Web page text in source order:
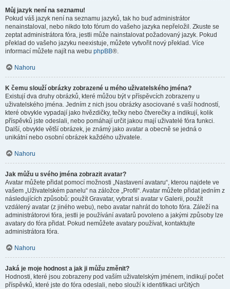
Můj jazyk není na seznamu!
Pokud váš jazyk není na seznamu jazyků, tak ho buď administrátor
nenainstaloval, nebo nikdo toto fórum do vašeho jazyka nepřeložil. Zkuste se
zeptat administrátora fóra, jestli může nainstalovat požadovaný jazyk. Pokud
překlad do vašeho jazyku neexistuje, můžete vytvořit nový překlad. Více
informací můžete najít na webu phpBB®.
Nahoru
K čemu slouží obrázky zobrazené u mého uživatelského jména?
Existují dva druhy obrázků, které můžou být v příspěvcích zobrazeny u
uživatelského jména. Jedním z nich jsou obrázky asociované s vaší hodností,
které obvykle vypadají jako hvězdičky, tečky nebo čtverečky a indikují, kolik
příspěvků jste odeslali, nebo pomáhají určit jakou mají uživatelé fóra funkci.
Další, obvykle větší obrázek, je známý jako avatar a obecně se jedná o
unikátní nebo osobní obrázek každého uživatele.
Nahoru
Jak můžu u svého jména zobrazit avatar?
Avatar můžete přidat pomocí možnosti „Nastavení avataru“, kterou najdete ve
vašem „Uživatelském panelu“ na záložce „Profil“. Avatar můžete přidat jedním z
následujících způsobů: použít Gravatar, vybrat si avatar v Galerii, použít
vzdálený avatar (z jiného webu), nebo avatar nahrát do tohoto fóra. Záleží na
administrátorovi fóra, jestli je používání avatarů povoleno a jakými způsoby lze
avatary do fóra přidat. Pokud nemůžete avatary používat, kontaktujte
administrátora fóra.
Nahoru
Jaká je moje hodnost a jak ji můžu změnit?
Hodnosti, které jsou zobrazeny pod vaším uživatelským jménem, indikují počet
příspěvků, které jste do fóra odeslali, nebo slouží k identifikaci určitých